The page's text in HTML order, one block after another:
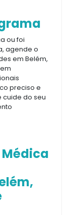
ou foi
agende o
em Belém,
preciso e
cuide do seu